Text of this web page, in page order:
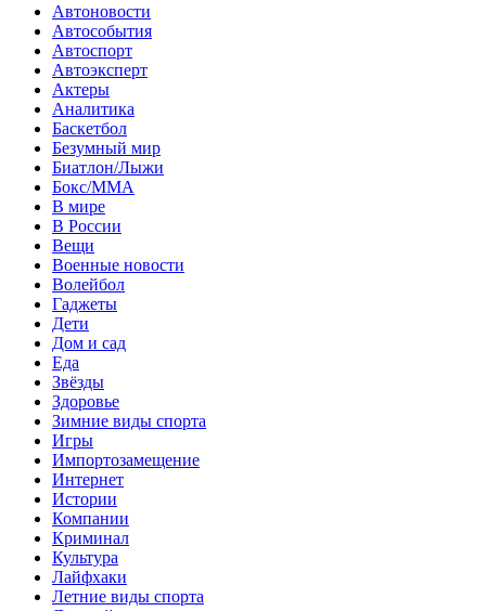
Автоновости
Автособытия
Автоспорт
Автоэксперт
Актеры
Аналитика
Баскетбол
Безумный мир
Биатлон/Лыжи
Бокс/MMA
В мире
В России
Вещи
Военные новости
Волейбол
Гаджеты
Дети
Дом и сад
Еда
Звёзды
Здоровье
Зимние виды спорта
Игры
Импортозамещение
Интернет
Истории
Компании
Криминал
Культура
Лайфхаки
Летние виды спорта